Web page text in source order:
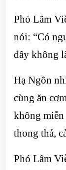
Phó Lâm
nói: “Có
đây không
Hạ Ngôn
cùng ăn
không
thong thả,
Phó Lâm